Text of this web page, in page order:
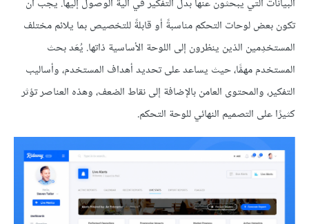
تكون بعض لوحات التحكم مناسبةً أو قابلةً للتخصيص بما يلائم مختلف
المستخدِمين الذين ينظرون إلى اللوحة الأساسية ذاتها. يُعَد بحث
المستخدم مهمًّا، حيث يساعد على تحديد أهداف المستخدم، وأساليب
التفكير، والمحتوى العامن بالإضافة إلى نقاط الضعف، وهذه العناصر تؤثر
كثيرًا على التصميم النهائي للوحة التحكم.